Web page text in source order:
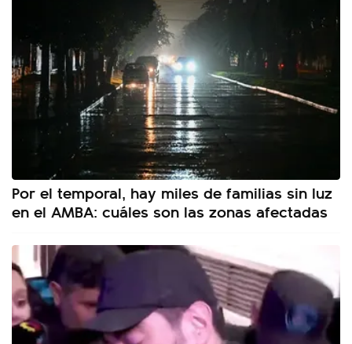
Por el temporal, hay miles de familias sin luz
en el AMBA: cuáles son las zonas afectadas